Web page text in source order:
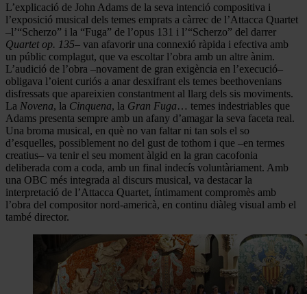
L’explicació de John Adams de la seva intenció compositiva i
l’exposició musical dels temes emprats a càrrec de l’Attacca Quartet
–l’“Scherzo” i la “Fuga” de l’opus 131 i l’“Scherzo” del darrer
Quartet op. 135– van afavorir una connexió ràpida i efectiva amb
un públic complagut, que va escoltar l’obra amb un altre ànim.
L’audició de l’obra –novament de gran exigència en l’execució–
obligava l’oient curiós a anar desxifrant els temes beethovenians
disfressats que apareixien constantment al llarg dels sis moviments.
La Novena, la Cinquena, la Gran Fuga… temes indestriables que
Adams presenta sempre amb un afany d’amagar la seva faceta real.
Una broma musical, en què no van faltar ni tan sols el so
d’esquelles, possiblement no del gust de tothom i que –en termes
creatius– va tenir el seu moment àlgid en la gran cacofonia
deliberada com a coda, amb un final indecís voluntàriament. Amb
una OBC més integrada al discurs musical, va destacar la
interpretació de l’Attacca Quartet, íntimament compromès amb
l’obra del compositor nord-americà, en continu diàleg visual amb el
també director.